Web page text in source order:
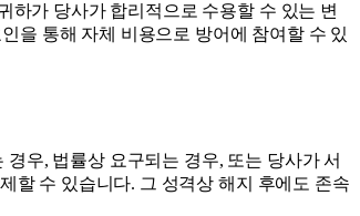
하가 당사가 합리적으로 수용할 수 있는 변
을 통해 자체 비용으로 방어에 참여할 수 있
우, 법률상 요구되는 경우, 또는 당사가 서
할 수 있습니다. 그 성격상 해지 후에도 존속